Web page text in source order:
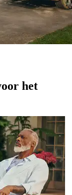
het